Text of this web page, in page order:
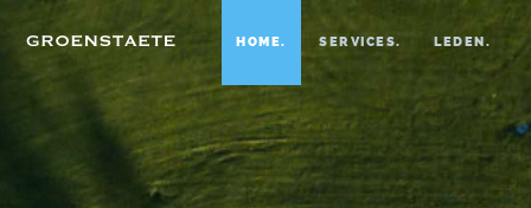
HOME. SERVICES. LEDEN.